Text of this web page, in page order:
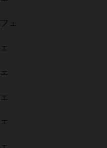
ェ